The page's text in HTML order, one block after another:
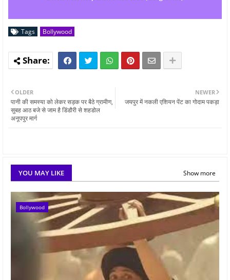
Tags Bollywood
NEWER
जयपुर में नकली एशियन पेंट का गोदाम पकड़ा
OLDER
पानी की समस्या को लेकर सड़क पर बैठे ग्रामीण,
सुबह आठ बजे से जाम है डिंडौरी से शहडोल
अनूपपुर मार्ग
YOU MAY LIKE Show more
Bollywood